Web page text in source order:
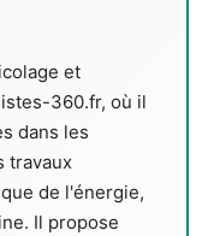
et
360.fr, où il
dans les
travaux
de l'énergie,
Il propose